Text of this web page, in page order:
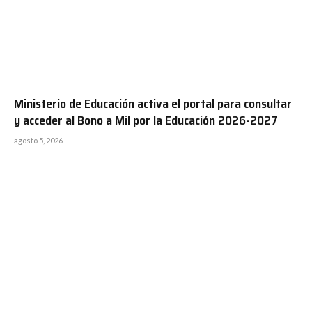
Ministerio de Educación activa el portal para consultar
y acceder al Bono a Mil por la Educación 2026-2027
agosto 5, 2026